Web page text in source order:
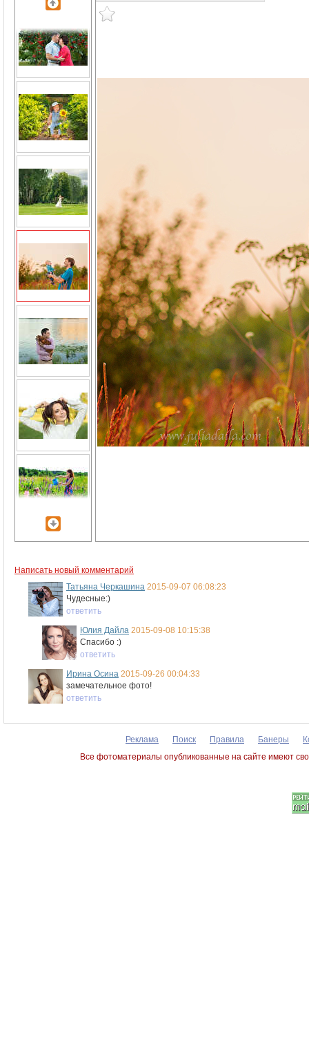
Написать новый комментарий
Татьяна Черкашина 2015-09-07 06:08:23
Чудесные:)
ответить
Юлия Дайла 2015-09-08 10:15:38
Спасибо :)
ответить
Ирина Осина 2015-09-26 00:04:33
замечательное фото!
ответить
Реклама Поиск Правила Банеры
Все фотоматериалы опубликованные на сайте имеют